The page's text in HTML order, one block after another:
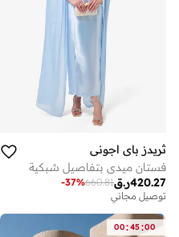
ثريدز باي اجوني
فستان ميدي بتفاصيل شبكية
ر.ق420.27
660.81
-37%
توصيل مجاني
00:45:00